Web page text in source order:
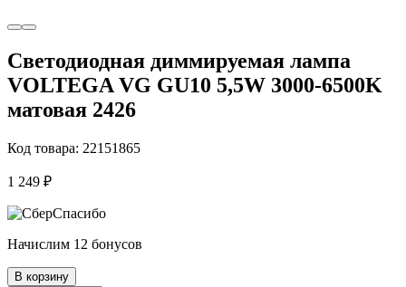
Светодиодная диммируемая лампа
VOLTEGA VG GU10 5,5W 3000-6500K
матовая 2426
Код товара: 22151865
1 249 ₽
Начислим 12 бонусов
В корзину